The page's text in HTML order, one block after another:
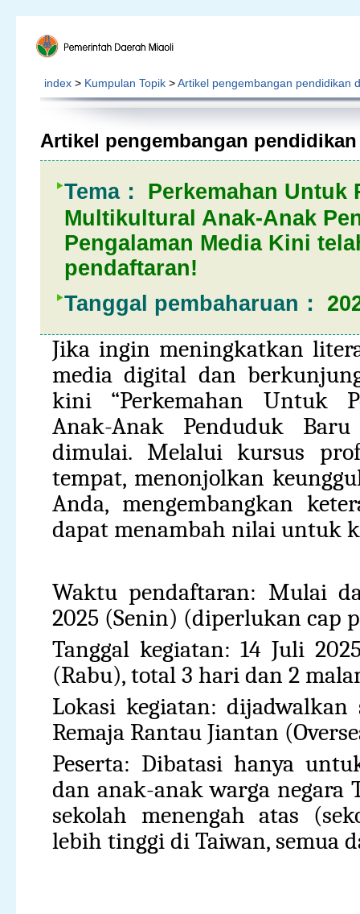
index > Kumpulan Topik >Artikel pengembangan pendidikan
Artikel pengembangan
Tema：
Perkemahan Untuk
Multikultural Anak-Anak
Pengalaman Media Kini
pendaftaran!
Tanggal pembaharuan：
Jika ingin meningkatkan
media digital dan
kini “Perkemahan Untuk
Anak-Anak Penduduk
dimulai. Melalui kursus
tempat, menonjolkan
Anda, mengembangkan
dapat menambah nilai untuk
Waktu pendaftaran: Mulai
2025 (Senin) (diperlukan cap
Tanggal kegiatan: 14 Juli
(Rabu), total 3 hari dan 2
Lokasi kegiatan:
Remaja Rantau Jiantan
Peserta: Dibatasi hanya
dan anak-anak warga negara
sekolah menengah atas
lebih tinggi di Taiwan, semua